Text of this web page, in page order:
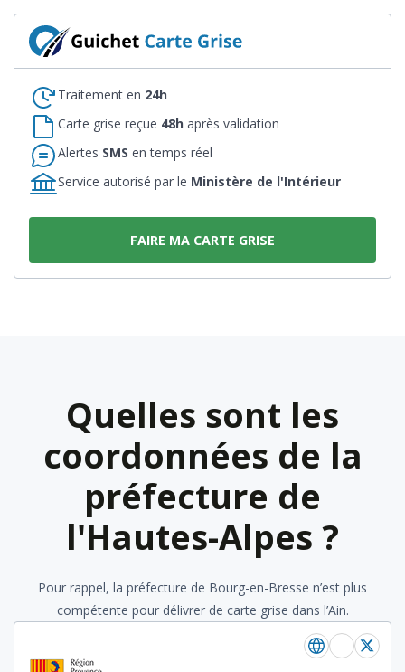
Traitement en 24h
Carte grise reçue 48h après validation
Alertes SMS en temps réel
Service autorisé par le Ministère de l'Intérieur
FAIRE MA CARTE GRISE
Quelles sont les
coordonnées de la
préfecture de
l'Hautes-Alpes ?
Pour rappel, la préfecture de Bourg-en-Bresse n’est plus
compétente pour délivrer de carte grise dans l’Ain.